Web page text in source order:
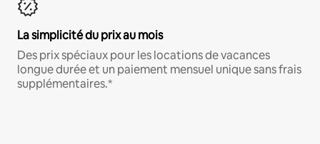
La simplicité du prix au mois
Des prix spéciaux pour les locations de vacances
longue durée et un paiement mensuel unique sans frais
supplémentaires.*